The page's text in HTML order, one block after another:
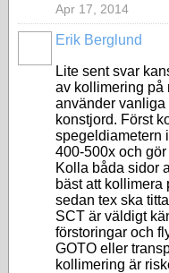
Apr 17, 2014
Erik Berglund
Lite sent svar
av kollimering på
använder
konstjord. Först
spegeldiametern
400-500x och
Kolla båda sidor
bäst att kollimera
sedan tex ska
SCT är väldigt
förstoringar och
GOTO eller
kollimering är